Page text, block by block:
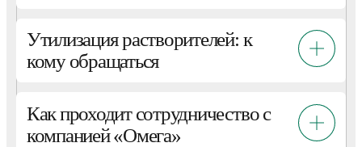
Утилизация растворителей: к
кому обращаться
Как проходит сотрудничество с
компанией «Омега»